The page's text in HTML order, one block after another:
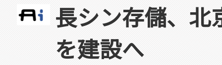
長シン存儲、北
を建設へ